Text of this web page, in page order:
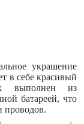
украшение
в себе красивый
выполнен из
батареей, что
проводов.